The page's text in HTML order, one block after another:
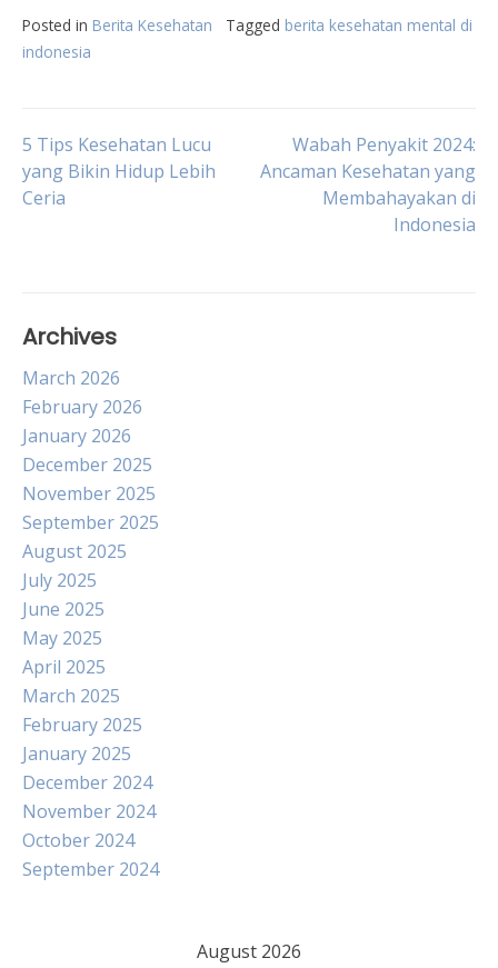
Posted in Berita Kesehatan Tagged berita kesehatan mental di
indonesia
Post
navigation
5 Tips Kesehatan Lucu
yang Bikin Hidup Lebih
Ceria
Wabah Penyakit 2024:
Ancaman Kesehatan yang
Membahayakan di
Indonesia
Archives
March 2026
February 2026
January 2026
December 2025
November 2025
September 2025
August 2025
July 2025
June 2025
May 2025
April 2025
March 2025
February 2025
January 2025
December 2024
November 2024
October 2024
September 2024
August 2026